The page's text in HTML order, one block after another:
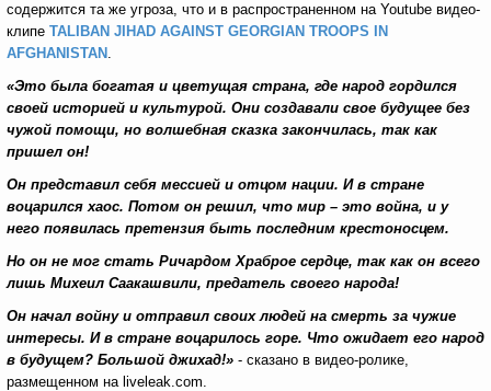
содержится та же угроза, что и в распространенном на Youtube видео-
клипе TALIBAN JIHAD AGAINST GEORGIAN TROOPS IN
AFGHANISTAN .
«Это была богатая и цветущая страна, где народ гордился
своей историей и культурой. Они создавали свое будущее без
чужой помощи, но волшебная сказка закончилась, так как
пришел он!
Он представил себя мессией и отцом нации. И в стране
воцарился хаос. Потом он решил, что мир – это война, и у
него появилась претензия быть последним крестоносцем.
Но он не мог стать Ричардом Храброе сердце, так как он всего
лишь Михеил Саакашвили, предатель своего народа!
Он начал войну и отправил своих людей на смерть за чужие
интересы. И в стране воцарилось горе. Что ожидает его народ
в будущем? Большой джихад!» - сказано в видео-ролике,
размещенном на liveleak.com.